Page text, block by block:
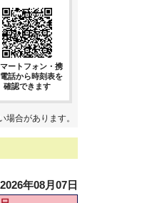
ートフォン・携
話から時刻表を
確認できます
合があります。
年08月07日